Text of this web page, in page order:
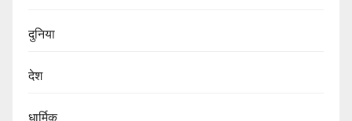
दुनिया
देश
धार्मिक